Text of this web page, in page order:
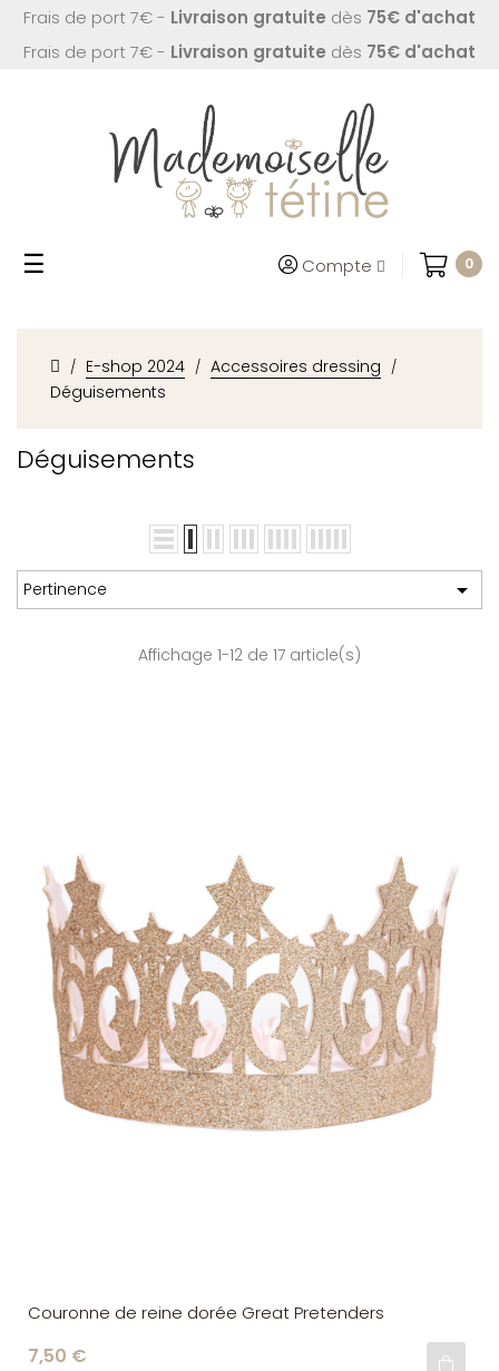
Frais de port 7€ - Livraison gratuite dès 75€ d'achat
Frais de port 7€ - Livraison gratuite dès 75€ d'achat
Basculer
☰ Compte 0
E-shop 2024
Accessoires dressing
Déguisements
Déguisements
Pertinence 
Affichage 1-12 de 17 article(s)
Couronne de reine dorée Great Pretenders
7,50 €